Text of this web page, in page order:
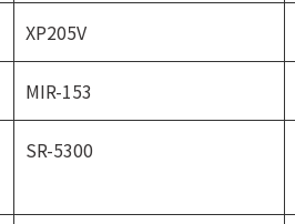
XP205V
MIR-153
SR-5300